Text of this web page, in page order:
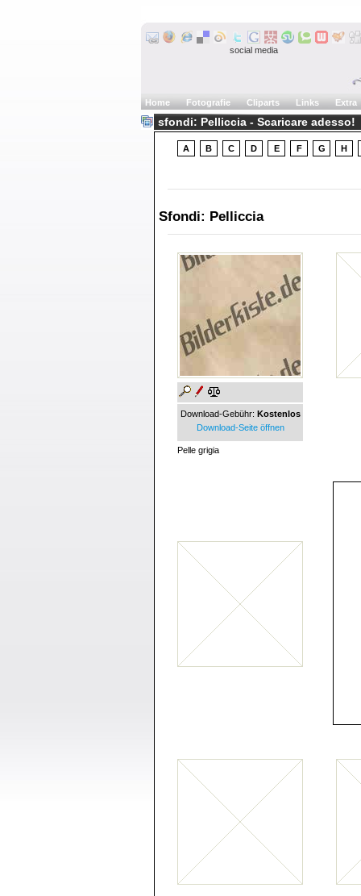
social media
Home Fotografie Cliparts Links Extra
sfondi: Pelliccia - Scaricare adesso!
A B C D E F G H
Sfondi: Pelliccia
Download-Gebühr: Kostenlos
Download-Seite öffnen
Pelle grigia